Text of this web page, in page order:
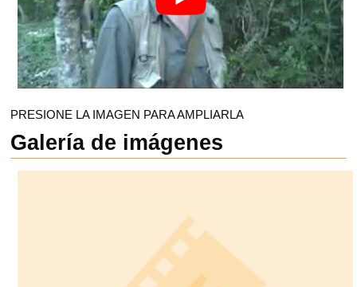
PRESIONE LA IMAGEN PARA AMPLIARLA
Galería de imágenes